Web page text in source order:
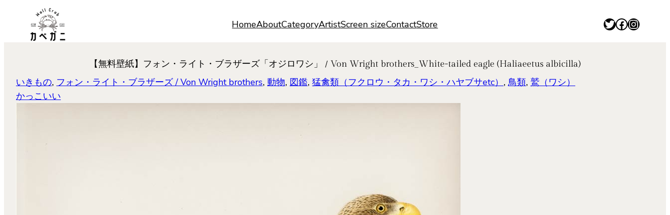
HomeAboutCategoryArtistScreen sizeContactStore Twitter Facebook Instagram
【無料壁紙】フォン・ライト・ブラザーズ「オジロワシ」 / Von Wright brothers_White-tailed eagle (Haliaeetus albicilla)
いきもの, フォン・ライト・ブラザーズ / Von Wright brothers, 動物, 図鑑, 猛禽類（フクロウ・タカ・ワシ・ハヤブサetc） , 鳥類, 鷲（ワシ）
かっこいい